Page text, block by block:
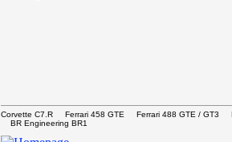
Corvette C7.R Ferrari 458 GTE Ferrari 488 GTE /
BR Engineering BR1